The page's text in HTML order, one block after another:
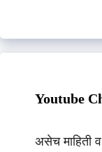
Youtube
असेच माहिती